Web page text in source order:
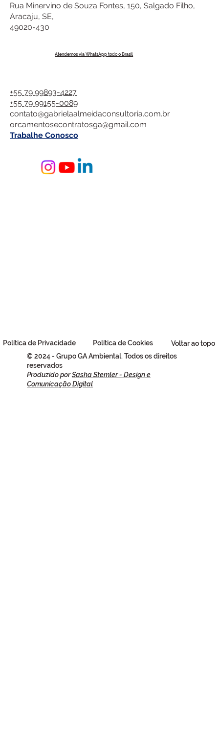
Rua Minervino de Souza Fontes, 150, Salgado Filho,
Aracaju, SE,
49020-430
Atendemos via WhatsApp todo o Brasil
+55 79 99893-4227
+55 79 99155-0089
contato@gabrielaalmeidaconsultoria.com.br
orcamentosecontratosga@gmail.com
Trabalhe Conosco
Política de Privacidade Política de Cookies
Voltar ao topo
© 2024 - Grupo GA Ambiental. Todos os direitos
reservados
Produzido porSasha Stemler - Design e
Comunicação Digital